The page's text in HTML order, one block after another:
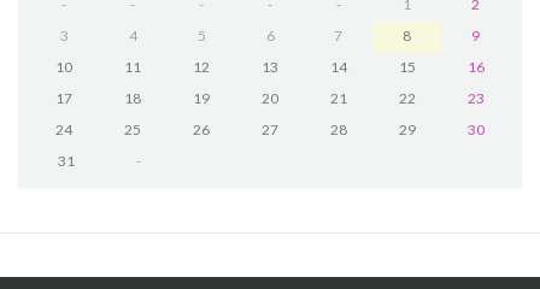
- - - - - 1
2
3
4 5 6 7 8
9
10
11 12 13 14 15
16
17
18 19 20 21 22
23
24
25 26 27 28 29
30
31
-